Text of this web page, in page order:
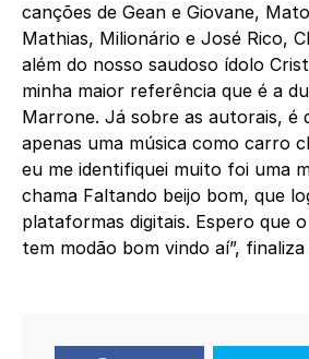
canções de Gean e Giovane,
Mathias, Milionário e José Rico,
além do nosso saudoso ídolo
minha maior referência que é a
Marrone. Já sobre as autorais, é
apenas uma música como carro
eu me identifiquei muito foi uma
chama Faltando beijo bom, que
plataformas digitais. Espero que
tem modão bom vindo aí”,